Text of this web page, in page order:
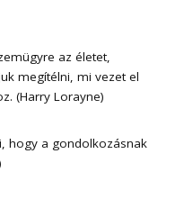
az életet,
megítélni, mi vezet el
(Harry Lorayne)
hogy a gondolkozásnak